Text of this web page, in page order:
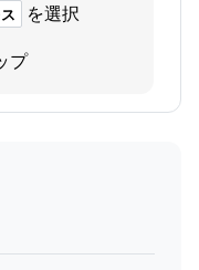
を選択
プ